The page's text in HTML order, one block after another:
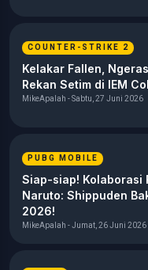
COUNTER-STRIKE 2
Kelakar Fallen,
Rekan Setim di IEM
MikeApalah - Sabtu, 27 Juni 2026
PUBG MOBILE
Siap-siap! Kolaborasi
Naruto: Shippuden
2026!
MikeApalah - Jumat, 26 Juni 2026